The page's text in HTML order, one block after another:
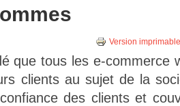
Version imprimable
que tous les e-commerce
clients au sujet de la
des clients et